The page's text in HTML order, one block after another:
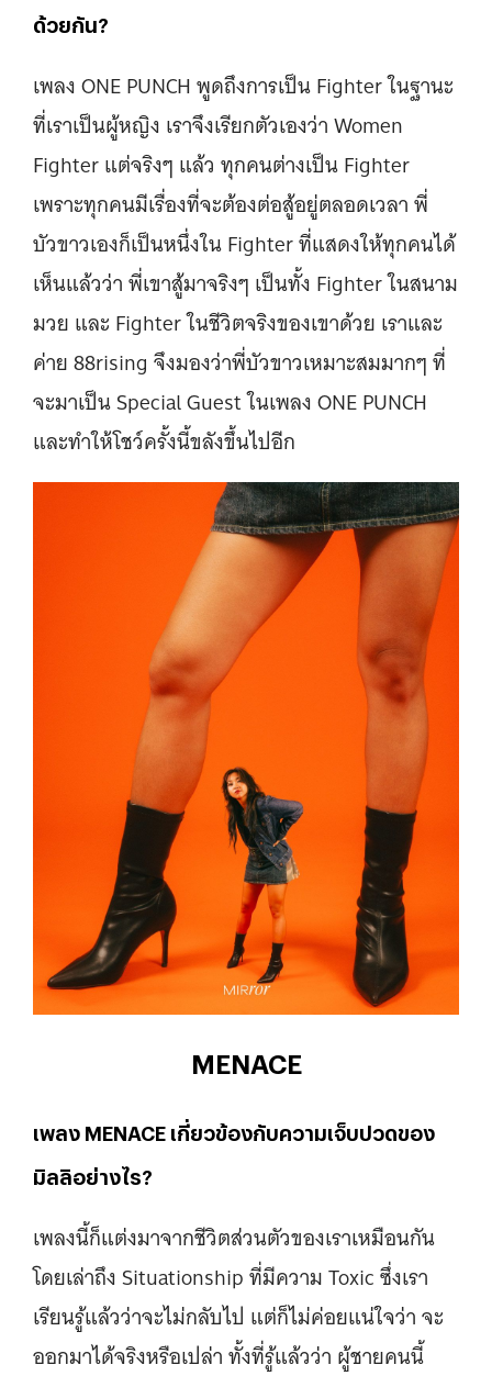
ด้วยกัน?
เพลง ONE PUNCH พูดถึงการเป็น Fighter ในฐานะ
ที่เราเป็นผู้หญิง เราจึงเรียกตัวเองว่า Women
Fighter แต่จริงๆ แล้ว ทุกคนต่างเป็น Fighter
เพราะทุกคนมีเรื่องที่จะต้องต่อสู้อยู่ตลอดเวลา พี่
บัวขาวเองก็เป็นหนึ่งใน Fighter ที่แสดงให้ทุกคนได้
เห็นแล้วว่า พี่เขาสู้มาจริงๆ เป็นทั้ง Fighter ในสนาม
มวย และ Fighter ในชีวิตจริงของเขาด้วย เราและ
ค่าย 88rising จึงมองว่าพี่บัวขาวเหมาะสมมากๆ ที่
จะมาเป็น Special Guest ในเพลง ONE PUNCH
และทำให้โชว์ครั้งนี้ขลังขึ้นไปอีก
MENACE
เพลง MENACE เกี่ยวข้องกับความเจ็บปวดของ
มิลลิอย่างไร?
เพลงนี้ก็แต่งมาจากชีวิตส่วนตัวของเราเหมือนกัน
โดยเล่าถึง Situationship ที่มีความ Toxic ซึ่งเรา
เรียนรู้แล้วว่าจะไม่กลับไป แต่ก็ไม่ค่อยแน่ใจว่า จะ
ออกมาได้จริงหรือเปล่า ทั้งที่รู้แล้วว่า ผู้ชายคนนี้